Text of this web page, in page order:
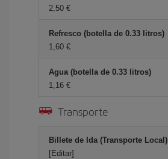
2,50 €
Refresco (botella de 0.33 litros)
1,60 €
Agua (botella de 0.33 litros)
1,16 €
Transporte
Billete de Ida (Transporte Local)
[Editar]